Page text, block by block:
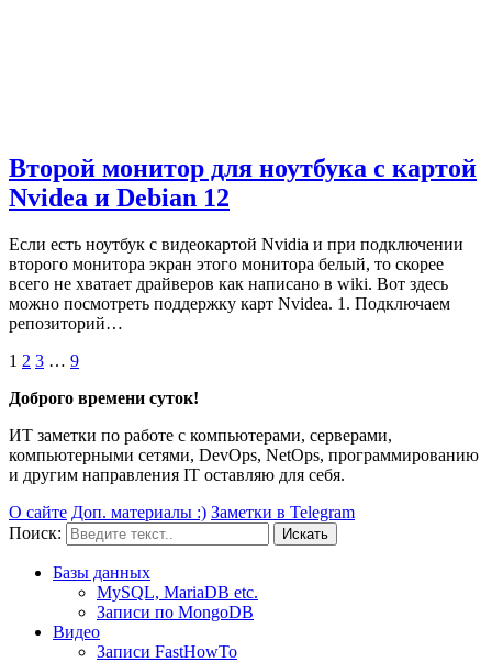
Второй монитор для ноутбука c картой
Nvidea и Debian 12
Если есть ноутбук с видеокартой Nvidia и при подключении
второго монитора экран этого монитора белый, то скорее
всего не хватает драйверов как написано в wiki. Вот здесь
можно посмотреть поддержку карт Nvidea. 1. Подключаем
репозиторий…
1 2 3 … 9
Доброго времени суток!
ИТ заметки по работе с компьютерами, серверами,
компьютерными сетями, DevOps, NetOps, программированию
и другим направления IT оставляю для себя.
О сайте Доп. материалы :) Заметки в Telegram
Поиск:
Базы данных
MySQL, MariaDB etc.
Записи по MongoDB
Видео
Записи FastHowTo